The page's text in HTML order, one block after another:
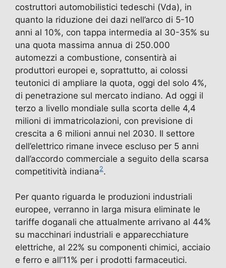
costruttori automobilistici tedeschi (Vda), in
quanto la riduzione dei dazi nell’arco di 5-10
anni al 10%, con tappa intermedia al 30-35% su
una quota massima annua di 250.000
automezzi a combustione, consentirà ai
produttori europei e, soprattutto, ai colossi
teutonici di ampliare la quota, oggi del solo 4%,
di penetrazione sul mercato indiano. Ad oggi il
terzo a livello mondiale sulla scorta delle 4,4
milioni di immatricolazioni, con previsione di
crescita a 6 milioni annui nel 2030. Il settore
dell’elettrico rimane invece escluso per 5 anni
dall’accordo commerciale a seguito della scarsa
competitività indiana2.
Per quanto riguarda le produzioni industriali
europee, verranno in larga misura eliminate le
tariffe doganali che attualmente arrivano al 44%
su macchinari industriali e apparecchiature
elettriche, al 22% su componenti chimici, acciaio
e ferro e all’11% per i prodotti farmaceutici.